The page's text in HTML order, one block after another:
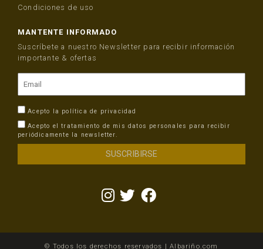
Condiciones de uso
MANTENTE INFORMADO
Suscríbete a nuestro Newsletter para recibir información
importante & ofertas
Acepto la política de privacidad
Acepto el tratamiento de mis datos personales para recibir
periódicamente la newsletter.
© Todos los derechos reservados | Albariño.com